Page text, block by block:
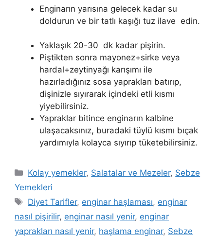
Enginarın yarısına gelecek kadar su
doldurun ve bir tatlı kaşığı tuz ilave edin.
Yaklaşık 20-30 dk kadar pişirin.
Piştikten sonra mayonez+sirke veya
hardal+zeytinyağı karışımı ile
hazırladığınız sosa yaprakları batırıp,
dişinizle sıyırarak içindeki etli kısmı
yiyebilirsiniz.
Yapraklar bitince enginarın kalbine
ulaşacaksınız, buradaki tüylü kısmı bıçak
yardımıyla kolayca sıyırıp tüketebilirsiniz.
Kategoriler
Kolay yemekler, Salatalar ve Mezeler, Sebze
Yemekleri
Etiketler
Diyet Tarifler, enginar haşlaması, enginar
nasıl pişirilir, enginar nasıl yenir, enginar
yaprakları nasıl yenir, haşlama enginar, Sebze